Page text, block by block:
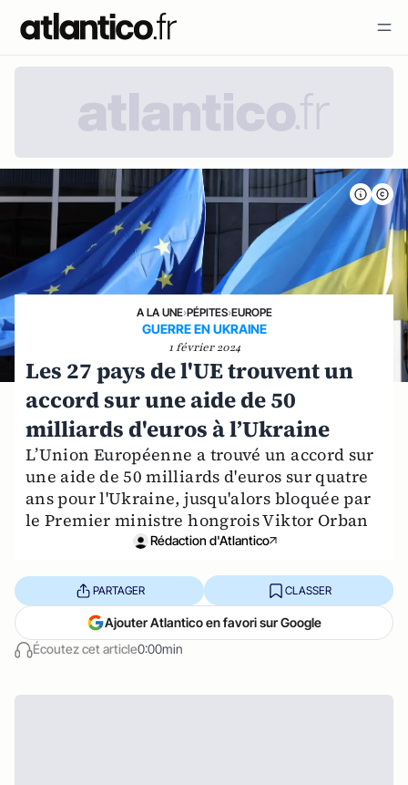
A LA UNE›PÉPITES›EUROPE
GUERRE EN UKRAINE
1 février 2024
Les 27 pays de l'UE trouvent un
accord sur une aide de 50
milliards d'euros à l’Ukraine
L’Union Européenne a trouvé un accord sur
une aide de 50 milliards d'euros sur quatre
ans pour l'Ukraine, jusqu'alors bloquée par
le Premier ministre hongrois Viktor Orban
Rédaction d'Atlantico
Écoutez cet article0:00min
PARTAGER CLASSER
Ajouter Atlantico en favori sur Google